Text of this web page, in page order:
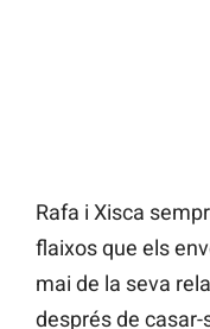
Rafa i Xisca
flaixos que els
mai de la seva
després de casar-